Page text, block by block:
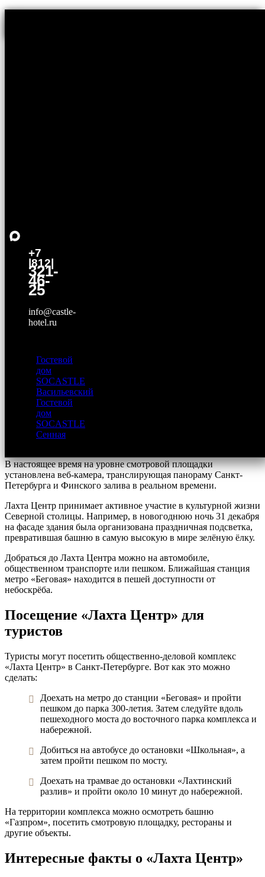
+7
|812|
321-
46-
25
info@castle-
hotel.ru
Гостевой
дом
SOCASTLE
Васильевский
Гостевой
дом
SOCASTLE
Сенная
Авторство: Igorkhait. Собственная работа, CC BY-SA 4.0,
Ссылка
Лахта Центр — современный небоскрёб, самое высокое
здание в России и Европе. Расположено в Приморском районе
Санкт-Петербурга. Строительство началось в 2012 году, а в
эксплуатацию здание было введено в 2018 году.
Высота Лахта Центра составляет 462 метра со шпилем и 118
метров без него. Внутри расположены офисы, научный и
площадка, откуда открывается панорама на Санкт-Петербург
и Финский залив.
Смотровая площадка расположена на высоте 360 метров, на
последнем этаже. Она оснащена панорамными телескопами
для детального обзора. Для подъёма посетителей
предусмотрены высокоскоростные лифты. Ожидается, что
смотровая площадка станет одной из самых популярных
В настоящее время на уровне смотровой площадки
установлена веб-камера, транслирующая панораму Санкт-
Петербурга и Финского залива в реальном времени.
Лахта Центр принимает активное участие в культурной жизни
Северной столицы. Например, в новогоднюю ночь 31 декабря
на фасаде здания была организована праздничная подсветка,
превратившая башню в самую высокую в мире зелёную ёлку.
Добраться до Лахта Центра можно на автомобиле,
общественном транспорте или пешком. Ближайшая станция
метро «Беговая» находится в пешей доступности от
небоскрёба.
Посещение «Лахта Центр» для
туристов
Туристы могут посетить общественно-деловой комплекс
«Лахта Центр» в Санкт-Петербурге. Вот как это можно
сделать:
Доехать на метро до станции «Беговая» и пройти
пешком до парка 300-летия. Затем следуйте вдоль
пешеходного моста до восточного парка комплекса и
набережной.
Добиться на автобусе до остановки «Школьная», а
затем пройти пешком по мосту.
Доехать на трамвае до остановки «Лахтинский
разлив» и пройти около 10 минут до набережной.
На территории комплекса можно осмотреть башню
«Газпром», посетить смотровую площадку, рестораны и
другие объекты.
Интересные факты о «Лахта Центр»